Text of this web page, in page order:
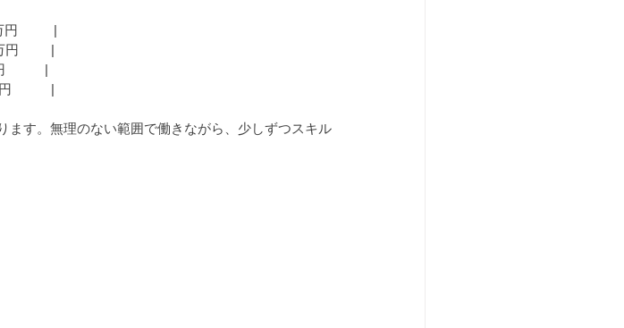
|
円         |
|
|
ます。無理のない範囲で働きながら、少しずつスキル